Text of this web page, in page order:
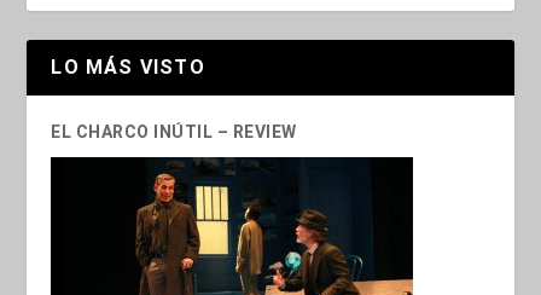
LO MÁS VISTO
EL CHARCO INÚTIL – REVIEW